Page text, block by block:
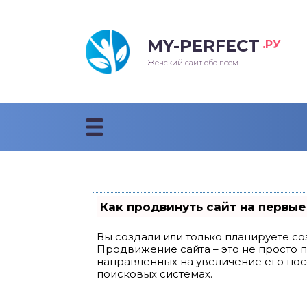
MY-PERFECT .РУ
Женский сайт обо всем
Как продвинуть сайт на
Вы создали или только планируете
Продвижение сайта – это не просто
направленных на увеличение его
поисковых системах.
прически 2018
стрижки 2018